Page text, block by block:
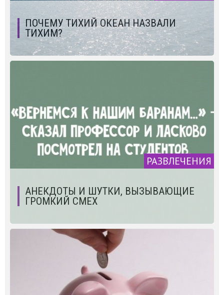
ПОЧЕМУ ТИХИЙ ОКЕАН НАЗВАЛИ
ТИХИМ?
РАЗВЛЕЧЕНИЯ
АНЕКДОТЫ И ШУТКИ, ВЫЗЫВАЮЩИЕ
ГРОМКИЙ СМЕХ